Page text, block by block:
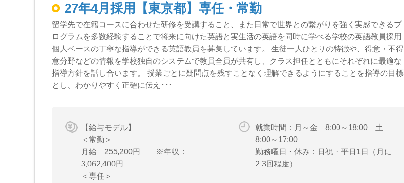
27年4月採用【東京都】専任・常勤
留学先で在籍コースに合わせた研修を受講すること、また日常で世界との繋がりを強く実感できるプ
ログラムを多数経験することで将来に向けた英語と実生活の英語を同時に学べる学校の英語教員採用
個人ベースの丁寧な指導ができる英語教員を募集しています。 生徒一人ひとりの特徴や、得意・不得
意分野などの情報を学校独自のシステムで教員全員が共有し、クラス担任とともにそれぞれに最適な
指導方針を話し合います。 授業ごとに疑問点を残すことなく理解できるようにすることを指導の目標
とし、わかりやすく正確に伝え･･･
【給与モデル】
＜常勤＞
月給 255,200円 ※年収：
3,062,400円
＜専任＞
就業時間：月～金 8:00～18:00 土
8:00～17:00
勤務曜日・休み：日祝・平日1日（月に
2.3回程度）